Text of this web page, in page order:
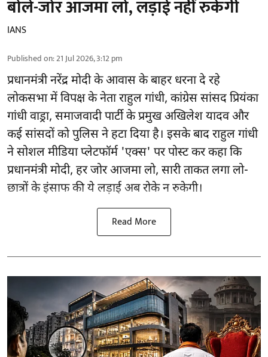
बोले-जोर आजमा लो, लड़ाई नहीं रुकेगी
IANS
Published on:21 Jul 2026, 3:12 pm
प्रधानमंत्री नरेंद्र मोदी के आवास के बाहर धरना दे रहे
लोकसभा में विपक्ष के नेता राहुल गांधी, कांग्रेस सांसद प्रियंका
गांधी वाड्रा, समाजवादी पार्टी के प्रमुख अखिलेश यादव और
कई सांसदों को पुलिस ने हटा दिया है। इसके बाद राहुल गांधी
ने सोशल मीडिया प्लेटफॉर्म 'एक्स' पर पोस्ट कर कहा कि
प्रधानमंत्री मोदी, हर जोर आजमा लो, सारी ताकत लगा लो-
छात्रों के इंसाफ की ये लड़ाई अब रोके न रुकेगी।
Read More